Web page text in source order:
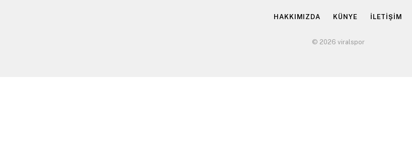
HAKKIMIZDA KÜNYE İLETİŞİM
© 2026 viralspor